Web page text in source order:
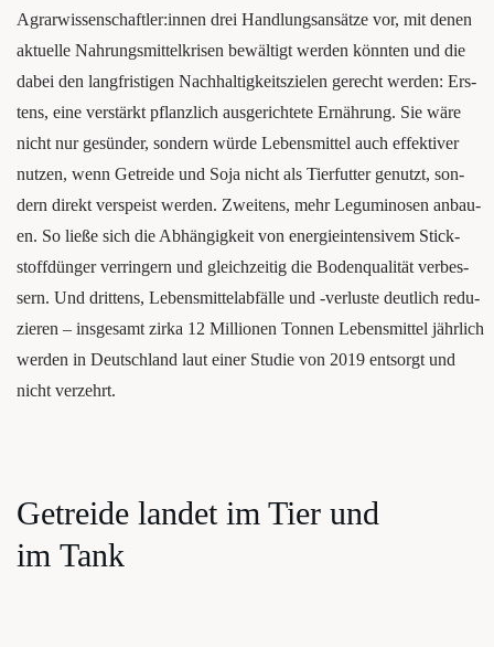
Agrarwissenschaftler:innen drei Hand­lungs­an­sät­ze vor, mit denen
aktu­el­le Nah­rungs­mit­tel­kri­sen bewäl­tigt wer­den könn­ten und die
dabei den lang­fris­ti­gen Nach­hal­tig­keits­zie­len gerecht wer­den: Ers­
tens, eine ver­stärkt pflanz­lich aus­ge­rich­te­te Ernäh­rung. Sie wäre
nicht nur gesün­der, son­dern wür­de Lebens­mit­tel auch effek­ti­ver
nut­zen, wenn Getrei­de und Soja nicht als Tier­fut­ter genutzt, son­
dern direkt ver­speist wer­den. Zwei­tens, mehr Legu­mi­no­sen anbau­
en. So lie­ße sich die Abhän­gig­keit von ener­gie­in­ten­si­vem Stick­
stoff­dün­ger ver­rin­gern und gleich­zei­tig die Boden­qua­li­tät ver­bes­
sern. Und drit­tens, Lebens­mit­tel­ab­fäl­le und ‑ver­lus­te deut­lich redu­
zie­ren – ins­ge­samt zir­ka 12 Mil­lio­nen Ton­nen Lebens­mit­tel jähr­lich
wer­den in Deutsch­land laut einer Stu­die von 2019 ent­sorgt und
nicht verzehrt.
Getrei­de lan­det im Tier und
im Tank